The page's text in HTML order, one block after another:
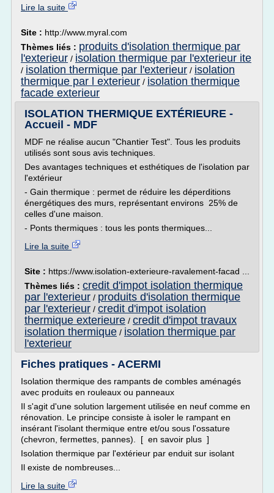
Lire la suite
Site : http://www.myral.com
Thèmes liés : produits d'isolation thermique par
l'exterieur / isolation thermique par l'exterieur ite
/ isolation thermique par l'exterieur / isolation
thermique par l exterieur / isolation thermique
facade exterieur
ISOLATION THERMIQUE EXTÉRIEURE -
Accueil - MDF
MDF ne réalise aucun "Chantier Test". Tous les produits
utilisés sont sous avis techniques.
Des avantages techniques et esthétiques de l'isolation par
l'extérieur
- Gain thermique : permet de réduire les déperditions
énergétiques des murs, représentant environs 25% de
celles d'une maison.
- Ponts thermiques : tous les ponts thermiques...
Lire la suite
Site : https://www.isolation-exterieure-ravalement-facad ...
Thèmes liés : credit d'impot isolation thermique
par l'exterieur / produits d'isolation thermique
par l'exterieur / credit d'impot isolation
thermique exterieure / credit d'impot travaux
isolation thermique / isolation thermique par
l'exterieur
Fiches pratiques - ACERMI
Isolation thermique des rampants de combles aménagés
avec produits en rouleaux ou panneaux
Il s'agit d'une solution largement utilisée en neuf comme en
rénovation. Le principe consiste à isoler le rampant en
insérant l'isolant thermique entre et/ou sous l'ossature
(chevron, fermettes, pannes). [ en savoir plus ]
Isolation thermique par l'extérieur par enduit sur isolant
Il existe de nombreuses...
Lire la suite